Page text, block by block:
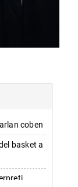
coben
basket a